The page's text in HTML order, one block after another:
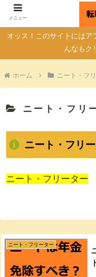
オッス！このサイトにはア
んなもク
ホーム ニート・フ
ニート・フリ
ニート・フリ
ニート・フリーター
ニート・フリーター
メニュー